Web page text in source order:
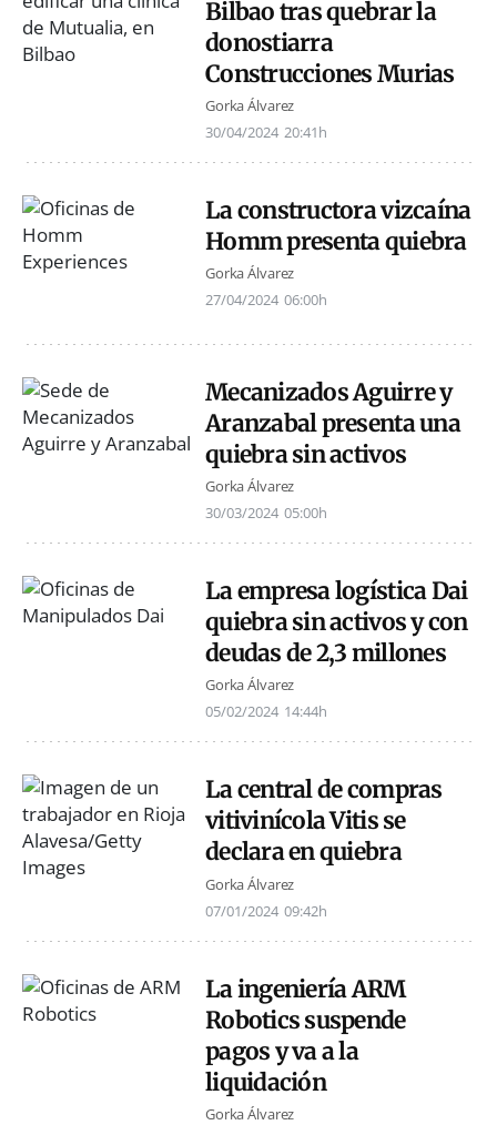
Bilbao tras quebrar la
donostiarra
Construcciones Murias
Gorka Álvarez
30/04/2024 20:41h
La constructora vizcaína
Homm presenta quiebra
Gorka Álvarez
27/04/2024 06:00h
Mecanizados Aguirre y
Aranzabal presenta una
quiebra sin activos
Gorka Álvarez
30/03/2024 05:00h
La empresa logística Dai
quiebra sin activos y con
deudas de 2,3 millones
Gorka Álvarez
05/02/2024 14:44h
La central de compras
vitivinícola Vitis se
declara en quiebra
Gorka Álvarez
07/01/2024 09:42h
La ingeniería ARM
Robotics suspende
pagos y va a la
liquidación
Gorka Álvarez